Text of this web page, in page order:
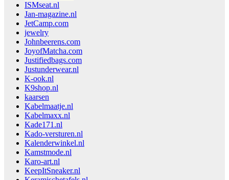
ISMseat.nl
Jan-magazine.nl
JetCamp.com
jewelry
Johnbeerens.com
JoyofMatcha.com
Justifiedbags.com
Justunderwear.nl
K-ook.nl
K9shop.nl
kaarsen
Kabelmaatje.nl
Kabelmaxx.nl
Kade171.nl
Kado-versturen.nl
Kalenderwinkel.nl
Kamstmode.nl
Karo-art.nl
KeepItSneaker.nl